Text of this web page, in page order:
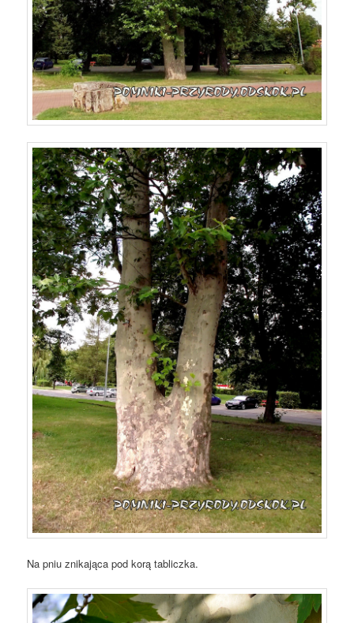
Na pniu znikająca pod korą tabliczka.